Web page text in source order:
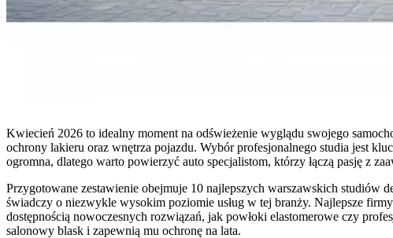
Kwiecień 2026 to idealny moment na odświeżenie wyglądu swojego
ochrony lakieru oraz wnętrza pojazdu. Wybór profesjonalnego studia jest
ogromna, dlatego warto powierzyć auto specjalistom, którzy łączą pasję z
Przygotowane zestawienie obejmuje 10 najlepszych warszawskich
świadczy o niezwykle wysokim poziomie usług w tej branży. Najlepsze
dostępnością nowoczesnych rozwiązań, jak powłoki elastomerowe czy
salonowy blask i zapewnią mu ochronę na lata.